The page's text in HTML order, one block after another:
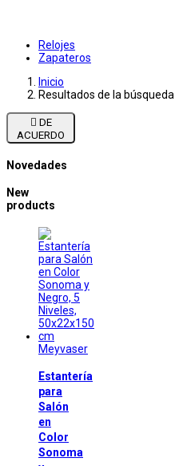
Relojes
Zapateros
Inicio
Resultados de la búsqueda

ACUERDO
Novedades
New
products
Meyvaser
Estantería
para
Salón
en
Color
Sonoma